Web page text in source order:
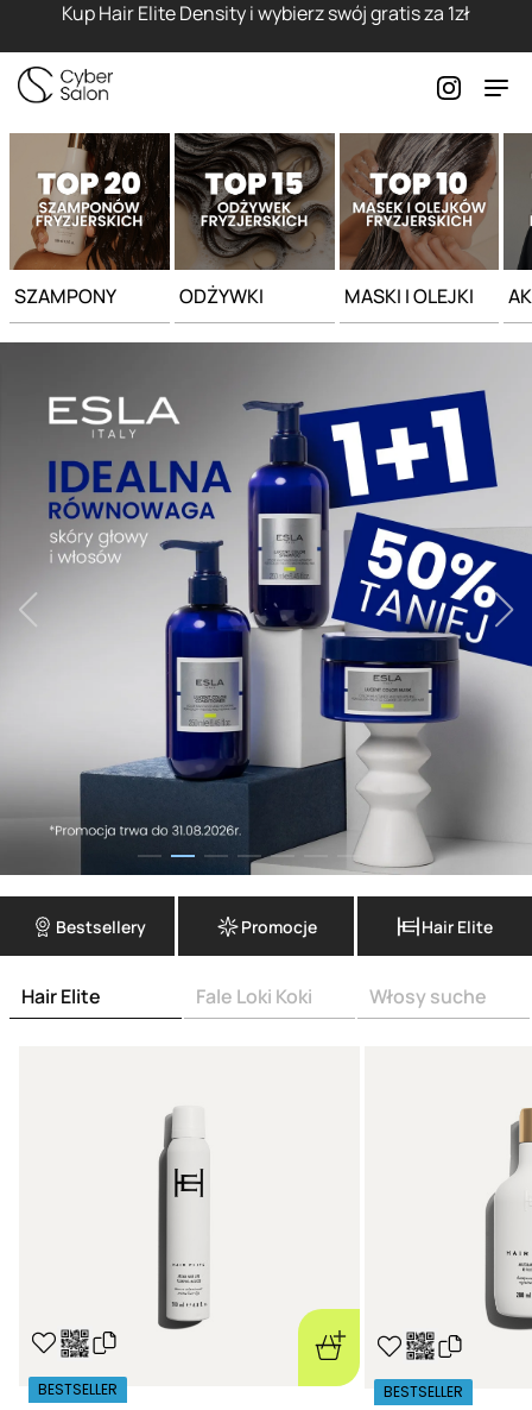
Kup Hair Elite Density i wybierz swój gratis za 1zł
SZAMPONY ODŻYWKI MASKI I OLEJKI
Bestsellery Promocje Hair Elite
Hair Elite Fale Loki Koki Włosy suche
BESTSELLER BESTSELLER
Strona główna - Cyber Salon